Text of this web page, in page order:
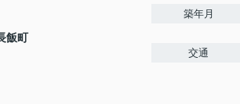
飯町
築年月
交通